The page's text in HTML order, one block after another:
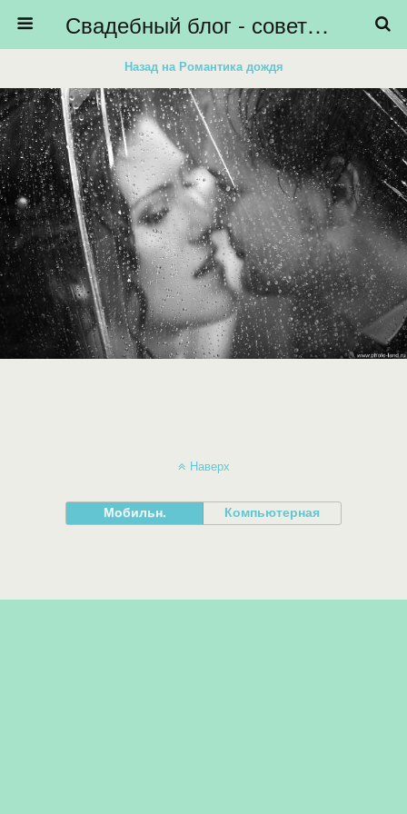
Свадебный блог - советы невестам, подготовка к свадьбе - HiBride
Назад на Романтика дождя
Наверх
Мобильн. Компьютерная